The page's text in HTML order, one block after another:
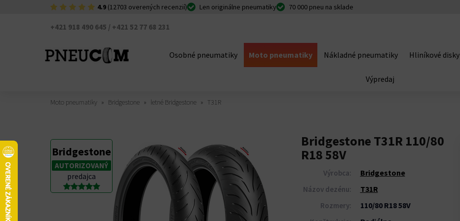
4.9 (12703 overených recenzií) Len originálne pneumatiky 70 000 pneu na sklade
+421 918 490 645 / +421 52 77 68 231
Osobné pneumatiky Moto pneumatiky Nákladné pneumatiky Hliníkové disky
Výpredaj
Moto pneumatiky Bridgestone letné Bridgestone T31R
Bridgestone
AUTORIZOVANÝ
predajca
Bridgestone T31R 110/80
R18 58V
Výrobca: Bridgestone
Názov dezénu: T31R
Rozmery: 110/80 R18 58V